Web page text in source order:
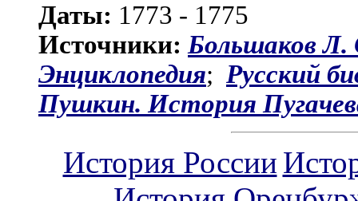
Даты: 1773 - 1775
Источники:Большаков Л.
Энциклопедия; Русский
Пушкин. История
История России